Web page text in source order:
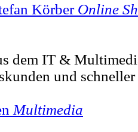
Körber Online
dem IT &
und schneller
Multimedia